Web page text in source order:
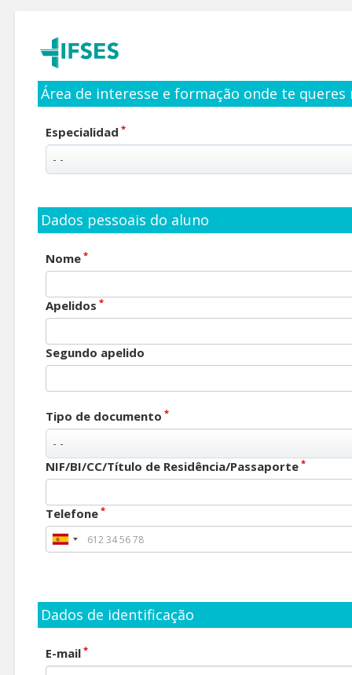
Área de interesse e formação onde te
Especialidad *
Dados pessoais do aluno
Nome *
Apelidos *
Segundo apelido
Tipo de documento *
NIF/BI/CC/Título de Residência/Passaporte *
Telefone *
Dados de identificação
E-mail *